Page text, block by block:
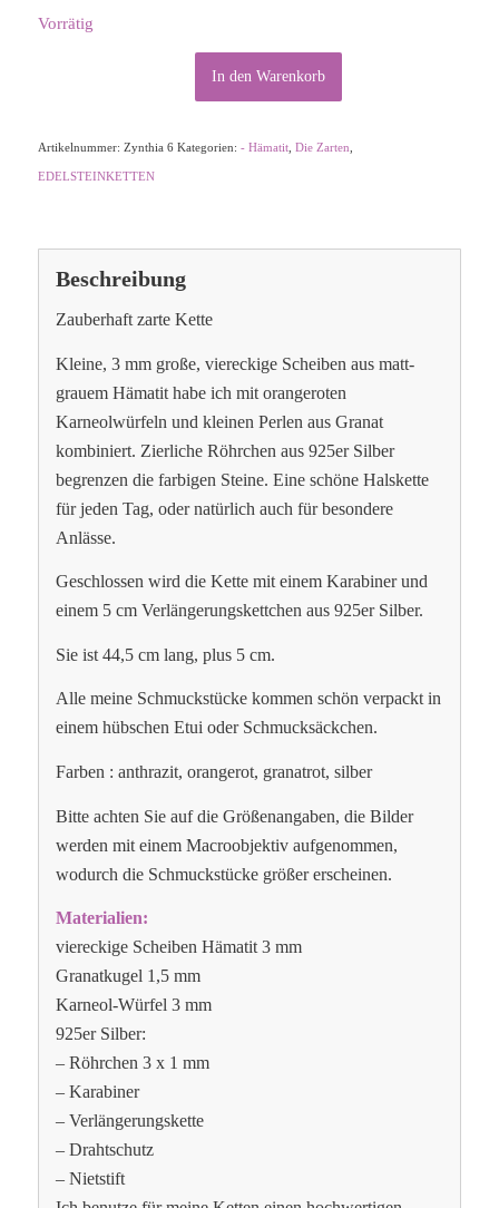
Vorrätig
In den Warenkorb
Artikelnummer: Zynthia 6 Kategorien: - Hämatit, Die Zarten
EDELSTEINKETTEN
Beschreibung
Zauberhaft zarte Kette
Kleine, 3 mm große, viereckige Scheiben aus matt-
grauem Hämatit habe ich mit orangeroten
Karneolwürfeln und kleinen Perlen aus Granat
kombiniert. Zierliche Röhrchen aus 925er Silber
begrenzen die farbigen Steine. Eine schöne Halskette
für jeden Tag, oder natürlich auch für besondere
Anlässe.
Geschlossen wird die Kette mit einem Karabiner und
einem 5 cm Verlängerungskettchen aus 925er Silber.
Sie ist 44,5 cm lang, plus 5 cm.
Alle meine Schmuckstücke kommen schön verpackt in
einem hübschen Etui oder Schmucksäckchen.
Farben : anthrazit, orangerot, granatrot, silber
Bitte achten Sie auf die Größenangaben, die Bilder
werden mit einem Macroobjektiv aufgenommen,
wodurch die Schmuckstücke größer erscheinen.
Materialien:
viereckige Scheiben Hämatit 3 mm
Granatkugel 1,5 mm
Karneol-Würfel 3 mm
925er Silber:
– Röhrchen 3 x 1 mm
– Karabiner
– Verlängerungskette
– Drahtschutz
– Nietstift